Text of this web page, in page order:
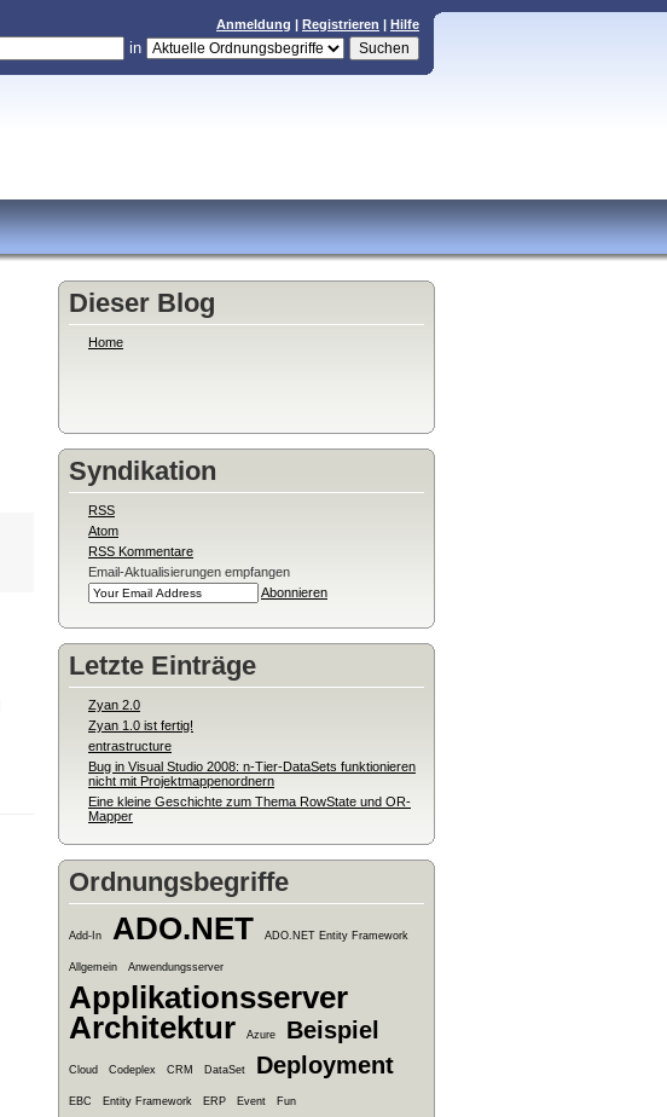
Anmeldung | Registrieren | Hilfe
in
Dieser Blog
Home
Syndikation
RSS
Atom
RSS Kommentare
Email-Aktualisierungen empfangen
Abonnieren
Letzte Einträge
Zyan 2.0
Zyan 1.0 ist fertig!
entrastructure
Bug in Visual Studio 2008: n-Tier-DataSets funktionieren
nicht mit Projektmappenordnern
Eine kleine Geschichte zum Thema RowState und OR-
Mapper
Ordnungsbegriffe
Add-In ADO.NET ADO.NET Entity Framework
Allgemein Anwendungsserver
Applikationsserver
Architektur
Azure Beispiel
Cloud Codeplex CRM DataSet Deployment
EBC Entity Framework ERP Event Fun